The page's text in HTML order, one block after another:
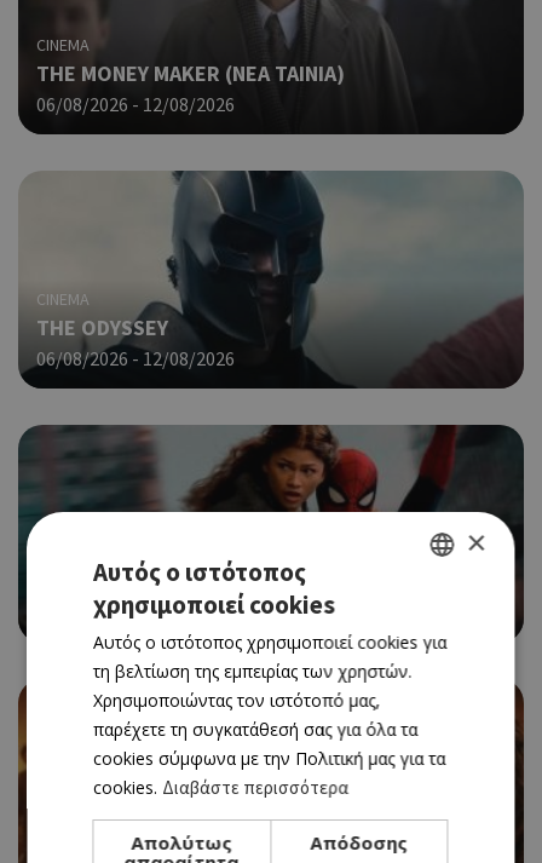
CINEMA
THE MONEY MAKER (ΝΕΑ ΤΑΙΝΙΑ)
06/08/2026 - 12/08/2026
CINEMA
THE ODYSSEY
06/08/2026 - 12/08/2026
SPIDER-MAN: BRAND NEW DAY
06/08/2026 - 12/08/2026
EVIL DEAD BURN
ENGLISH
×
Αυτός ο ιστότοπος
χρησιμοποιεί cookies
Αυτός ο ιστότοπος χρησιμοποιεί cookies για
τη βελτίωση της εμπειρίας των χρηστών.
Χρησιμοποιώντας τον ιστότοπό μας,
παρέχετε τη συγκατάθεσή σας για όλα τα
cookies σύμφωνα με την Πολιτική μας για τα
cookies. Διαβάστε περισσότερα
Απολύτως
Απόδοσης